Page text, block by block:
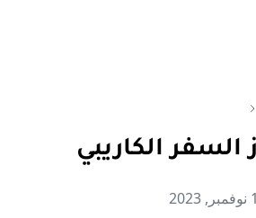
الكاريبي